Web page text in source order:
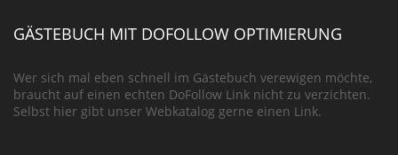
GÄSTEBUCH MIT DOFOLLOW OPTIMIERUNG
Wer sich mal eben schnell im Gästebuch verewigen möchte,
braucht auf einen echten DoFollow Link nicht zu verzichten.
Selbst hier gibt unser Webkatalog gerne einen Link.